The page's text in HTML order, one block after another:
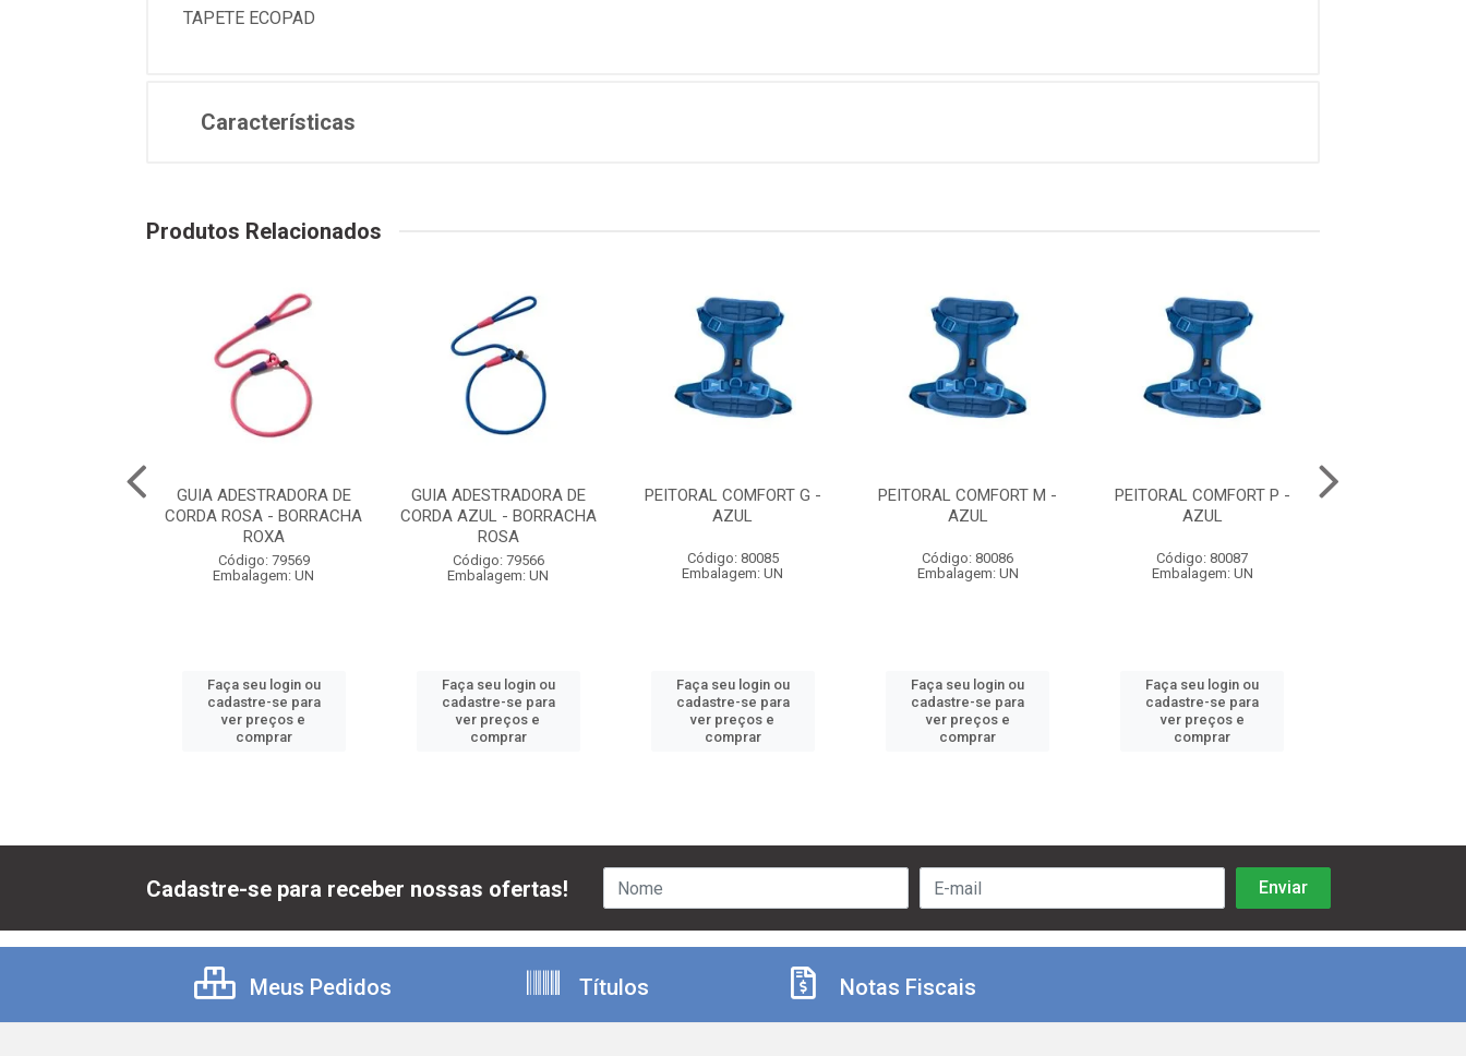
TAPETE ECOPAD
Características
Produtos Relacionados
GUIA ADESTRADORA DE
CORDA ROSA - BORRACHA
ROXA
Código: 79569
Embalagem: UN
Faça seu login ou
cadastre-se para
ver preços e
comprar
GUIA ADESTRADORA DE
CORDA AZUL - BORRACHA
ROSA
Código: 79566
Embalagem: UN
Faça seu login ou
cadastre-se para
ver preços e
comprar
PEITORAL COMFORT G -
AZUL
Código: 80085
Embalagem: UN
Faça seu login ou
cadastre-se para
ver preços e
comprar
PEITORAL COMFORT M -
AZUL
Código: 80086
Embalagem: UN
Faça seu login ou
cadastre-se para
ver preços e
comprar
PEITORAL COMFORT P -
AZUL
Código: 80087
Embalagem: UN
Faça seu login ou
cadastre-se para
ver preços e
comprar
Cadastre-se para receber nossas ofertas!
Meus Pedidos Títulos Notas Fiscais